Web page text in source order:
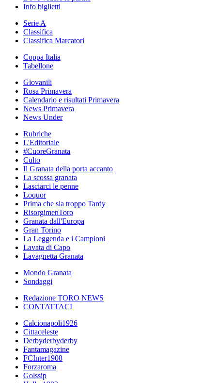
Info biglietti
Serie A
Classifica
Classifica Marcatori
Coppa Italia
Tabellone
Giovanili
Rosa Primavera
Calendario e risultati Primavera
News Primavera
News Under
Rubriche
L'Editoriale
#CuoreGranata
Culto
Il Granata della porta accanto
La scossa granata
Lasciarci le penne
Loquor
Prima che sia troppo Tardy
RisorgimenToro
Granata dall'Europa
Gran Torino
La Leggenda e i Campioni
Lavata di Capo
Lavagnetta Granata
Mondo Granata
Sondaggi
Redazione TORO NEWS
CONTATTACI
Calcionapoli1926
Cittaceleste
Derbyderbyderby
Fantamagazine
FCInter1908
Forzaroma
Golssip